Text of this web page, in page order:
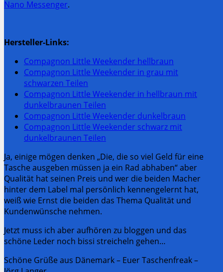
Nano Messenger.
Hersteller-Links:
Compagnon Little Weekender hellbraun
Compagnon Little Weekender in grau mit
schwarzen Teilen
Compagnon Little Weekender in hellbraun mit
dunkelbraunen Teilen
Compagnon Little Weekender dunkelbraun
Compagnon Little Weekender schwarz mit
dunkelbraunen Teilen
Ja, einige mögen denken „Die, die so viel Geld für eine
Tasche ausgeben müssen ja ein Rad abhaben“ aber
Qualität hat seinen Preis und wer die beiden Macher
hinter dem Label mal persönlich kennengelernt hat,
weiß wie Ernst die beiden das Thema Qualität und
Kundenwünsche nehmen.
Jetzt muss ich aber aufhören zu bloggen und das
schöne Leder noch bissi streicheln gehen…
Schöne Grüße aus Dänemark – Euer Taschenfreak –